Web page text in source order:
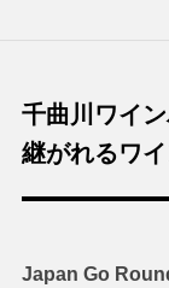
千曲川ワイ
継がれるワ
Japan Go